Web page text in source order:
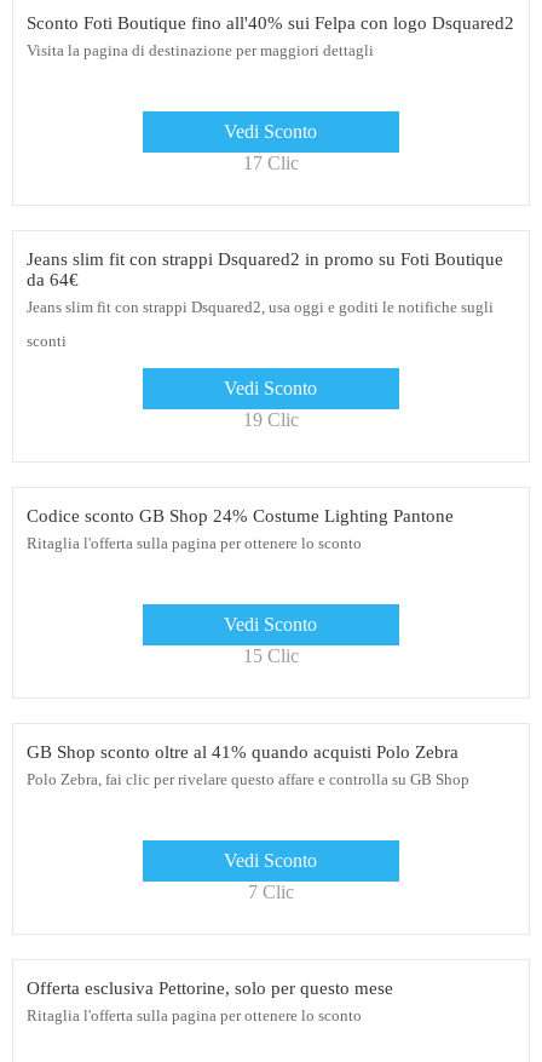
Sconto Foti Boutique fino all'40% sui Felpa con logo Dsquared2
Visita la pagina di destinazione per maggiori dettagli
Vedi Sconto
17 Clic
Jeans slim fit con strappi Dsquared2 in promo su Foti Boutique
da 64€
Jeans slim fit con strappi Dsquared2, usa oggi e goditi le notifiche sugli
sconti
Vedi Sconto
19 Clic
Codice sconto GB Shop 24% Costume Lighting Pantone
Ritaglia l'offerta sulla pagina per ottenere lo sconto
Vedi Sconto
15 Clic
GB Shop sconto oltre al 41% quando acquisti Polo Zebra
Polo Zebra, fai clic per rivelare questo affare e controlla su GB Shop
Vedi Sconto
7 Clic
Offerta esclusiva Pettorine, solo per questo mese
Ritaglia l'offerta sulla pagina per ottenere lo sconto